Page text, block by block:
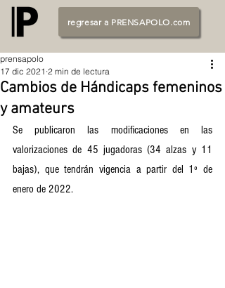
regresar a PRENSAPOLO.com
Cambios de Hándicaps femeninos
y amateurs
prensapolo
17 dic 2021 2 min de lectura
Se publicaron las modificaciones en las
valorizaciones de 45 jugadoras (34 alzas y 11
bajas), que tendrán vigencia a partir del 1º de
enero de 2022.